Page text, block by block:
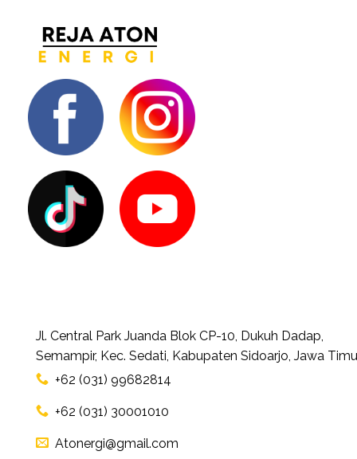
Jl. Central Park Juanda Blok CP-10, Dukuh Dadap,
Semampir, Kec. Sedati, Kabupaten Sidoarjo, Jawa
+62 (031) 99682814
+62 (031) 30001010
Atonergi@gmail.com